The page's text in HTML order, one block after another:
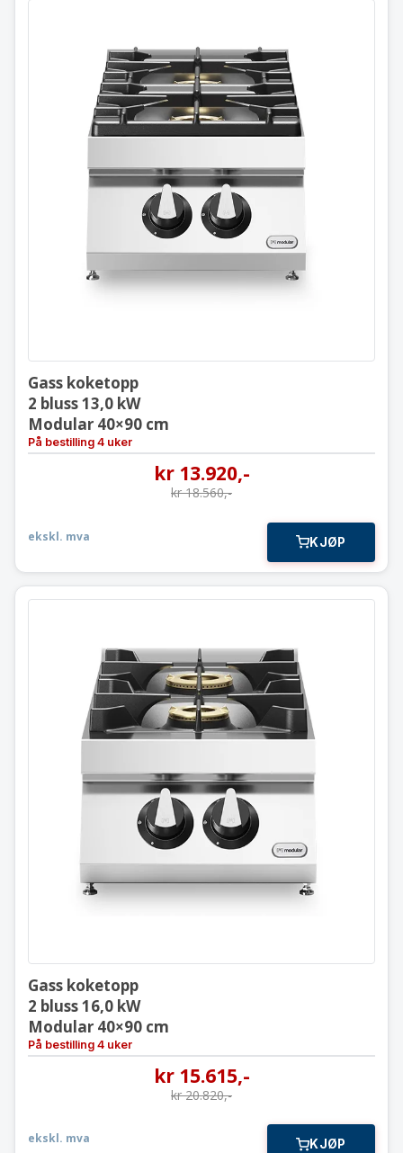
Gass koketopp
2 bluss 13,0 kW
Modular 40×90 cm
Gass koketopp
2 bluss 13,0 kW
Modular 40×90 cm
På bestilling 4 uker
kr13.920,-
kr18.560,-
ekskl. mva KJØP
Gass koketopp
2 bluss 16,0 kW
Modular 40×90 cm
Gass koketopp
2 bluss 16,0 kW
Modular 40×90 cm
På bestilling 4 uker
kr15.615,-
kr20.820,-
ekskl. mva KJØP